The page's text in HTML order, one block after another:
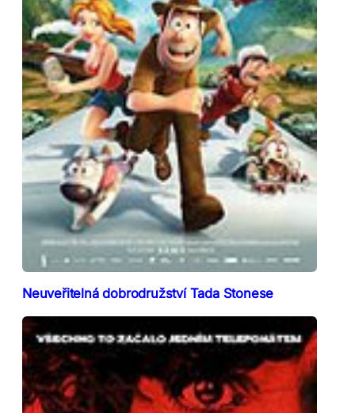
Neuveřitelná dobrodružství Tada Stonese